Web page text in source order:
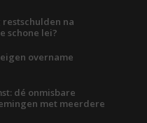
na
schone lei?
overname
dé onmisbare
met meerdere